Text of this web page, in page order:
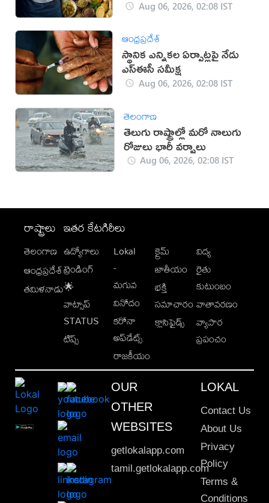
Aug 06, 2026, 02:08 IST
ఆంధ్రప్రదేశ్
స్థానిక ఎన్నికల ఏర్పాట్లపై నేడు
ఎస్ఈసీ సమీక్ష
Aug 06, 2026, 02:08 IST
తెలంగాణ
తెలుగు రాష్ట్రాల్లో మరో నాలుగు
రోజులు భారీ వర్షాలు
Aug 06, 2026, 02:08 IST
రాష్ట్రాలు
తెలంగాణ
ఆంధ్రప్రదేశ్
తమిళనాడు
ఇతర కేటగిరీలు
ఉద్యోగాలు
ట్రెండింగ్
🌟
వాట్సాప్
STATUS
టిప్స్
Lokal
-
మగువ
వినోదం
కరోనా
అప్‌డేట్స్
రాజకీయం
క్రైమ్
జాతీయం
భక్తి
సమాచారం
క్లాసిఫైడ్స్
విద్య
రైతు
కుటుంబం
వాతావరణం
వ్యాపార
ప్రపంచం
OUR
OTHER
WEBSITES
getlokalapp.com
tamil.getlokalapp.com
LOKAL
Contact Us
About Us
Privacy
Policy
Terms &
Conditions